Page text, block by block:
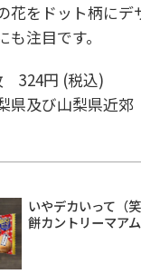
花をドット柄にデ
注目です。
324円 (税込)
県及び山梨県近郊
いやデカいって（
餅カントリーマア